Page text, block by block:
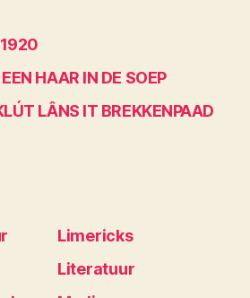
1920
HAAR IN DE SOEP
LÂNS IT BREKKENPAAD
Limericks
Literatuur